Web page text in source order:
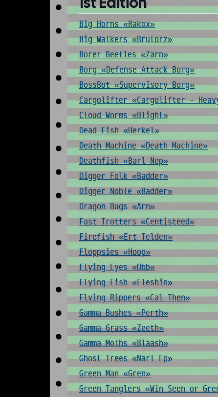
Big Horns «Rakox»
Big Walkers «Brutorz»
Borer Beetles «Zarn»
Borg «Defense Attack Borg»
BossBot «Supervisory Borg»
Cargolifter «Cargolifter -
Cloud Worms «Blight»
Dead Fish «Herkel»
Death Machine «Death Machine»
Deathfish «Barl Nep»
Digger Folk «Badder»
Digger Noble «Badder»
Dragon Bugs «Arn»
Fast Trotters «Centisteed»
Firefish «Ert Telden»
Floppsies «Hoop»
Flying Eyes «Obb»
Flying Fish «Fleshin»
Flying Rippers «Cal Then»
Gamma Bushes «Perth»
Gamma Grass «Zeeth»
Gamma Moths «Blaash»
Ghost Trees «Narl Ep»
Green Man «Gren»
Green Tanglers «Win Seen or